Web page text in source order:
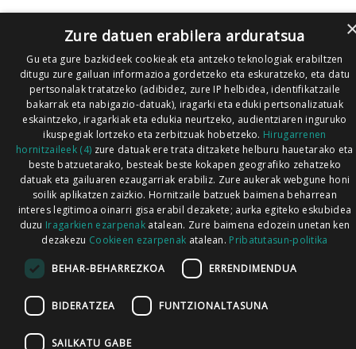
Zure datuen erabilera arduratsua
Gu eta gure bazkideek cookieak eta antzeko teknologiak erabiltzen
ditugu zure gailuan informazioa gordetzeko eta eskuratzeko, eta datu
pertsonalak tratatzeko (adibidez, zure IP helbidea, identifikatzaile
bakarrak eta nabigazio-datuak), iragarki eta eduki pertsonalizatuak
eskaintzeko, iragarkiak eta edukia neurtzeko, audientziaren inguruko
ikuspegiak lortzeko eta zerbitzuak hobetzeko. Hirugarrenen
hornitzaileek (4) zure datuak ere trata ditzakete helburu hauetarako eta
beste batzuetarako, besteak beste kokapen geografiko zehatzeko
datuak eta gailuaren ezaugarriak erabiliz. Zure aukerak webgune honi
soilik aplikatzen zaizkio. Hornitzaile batzuek baimena beharrean
interes legitimoa oinarri gisa erabil dezakete; aurka egiteko eskubidea
duzu Iragarkien ezarpenak atalean. Zure baimena edozein unetan ken
dezakezu Cookieen ezarpenak atalean. Pribatutasun-politika
BEHAR-BEHARREZKOA ERRENDIMENDUA
BIDERATZEA FUNTZIONALTASUNA
SAILKATU GABE